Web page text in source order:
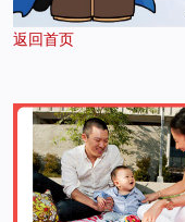
返回首页